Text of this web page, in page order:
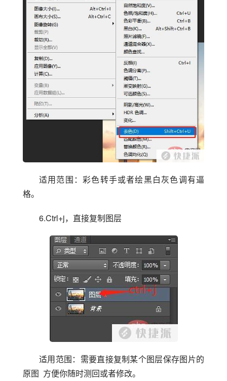
适用范围：彩色转手或者绘黑白灰色调有逼
格。
6.Ctrl+j，直接复制图层
适用范围：需要直接复制某个图层保存图片的
原图  方便你随时测回或者修改。